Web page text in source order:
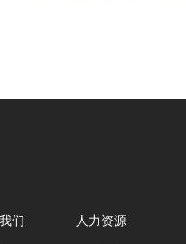
们
人力资源